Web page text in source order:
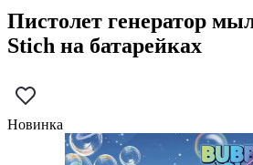
Пистолет генератор
Stich на батарейках
Новинка